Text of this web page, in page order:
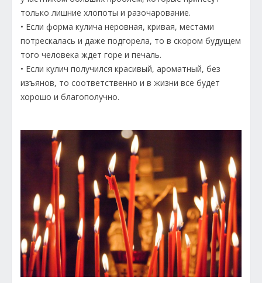
только лишние хлопоты и разочарование.
• Если форма кулича неровная, кривая, местами
потрескалась и даже подгорела, то в скором будущем
того человека ждет горе и печаль.
• Если кулич получился красивый, ароматный, без
изъянов, то соответственно и в жизни все будет
хорошо и благополучно.